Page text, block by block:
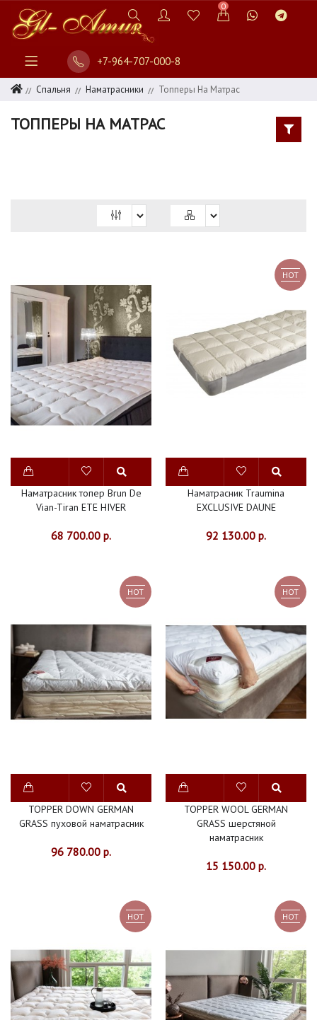
0
+7-964-707-000-8
Спальня Наматрасники Топперы На Матрас
СПАЛЬНЯ
ПОСТЕЛЬНОЕ
БЕЛЬЕ
160Х200
НАМАТРАСНИК
180Х200
НАМАТРАСНИК
200Х200
НАМАТРАСНИК
НАМАТРАСНИК
АВСТРИЯ
ТОППЕРЫ
НА
МАТРАС
ЗАЩИТНЫЕ
ПРОСТЫНИ
СЕЗОНА
ПУХОВЫЕ
С
ИСКУССТВЕННЫМ
ШЕЛК
ПЛЕДЫ
ПОКРЫВАЛА
ТОППЕРЫ НА МАТРАС
Наматрасник топер Brun De
Vian-Tiran ETE HIVER
68 700.00 р.
HOT
Наматрасник Traumina
EXCLUSIVE DAUNE
92 130.00 р.
HOT
TOPPER DOWN GERMAN
GRASS пуховой наматрасник
96 780.00 р.
HOT
TOPPER WOOL GERMAN
GRASS шерстяной
наматрасник
15 150.00 р.
HOT HOT